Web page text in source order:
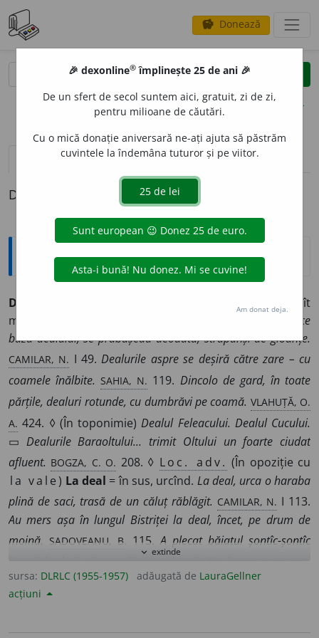
savings Donează
clear
opțiuni
definiții (1) pronunțievolume_up (50)
Definiția cu ID-ul 895607:
Explicative DEX
DEAL,
Formă de relief mai mică decît
muntele dar mai mare decît movila.
Unii, izbutind să urce
buza dealului, se prăbușeau deodată, străpunși de gloanțe.
CAMILAR, N. I 49.Dealurile aspre se deșiră către zare – cu
coamele înălbite. SAHIA, N. 119. Dincolo de gard, în toate
părțile, dealuri rotunde, cu dumbrăvi pe coamă. VLAHUȚĂ, O.
A. 424. ◊ (În toponimie)Dealul Feleacului. Dealul Cucului.
▭ Dealurile Baraoltului... trimit Oltului un foarte ciudat
afluent. BOGZA, C. O. 208. ◊ Loc. adv. (În opoziție cu
la vale) La deal = în sus, urcînd. La deal, urca o haraba
plină de saci, trasă de un căluț răblăgit. CAMILAR, N. I 113.
Au mers așa în lungul Bistriței la deal, încet, pe drum de
moină. SADOVEANU, B. 115. A plecat băiatul șontîc-șontîc
înapoi la deal, către asfințit, unde scăpăta luna.
P.62. ◊Loc. prep. (În opoziție cuîn jos de...
(De) la deal de...
expand_more extinde
sursa: DLRLC (1955-1957) adăugată de LauraGellner
acțiuni
🎉 dexonline® împlinește 25 de ani 🎉
De un sfert de secol suntem aici, gratuit, zi de zi,
pentru milioane de căutări.
Cu o mică donație aniversară ne-ați ajuta să păstrăm
cuvintele la îndemâna tuturor și pe viitor.
Am donat deja.